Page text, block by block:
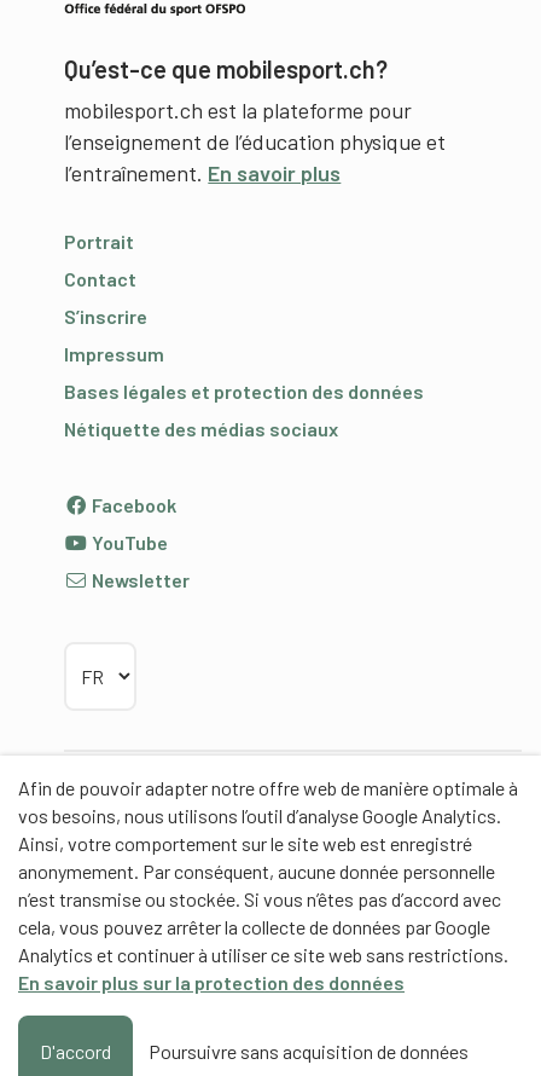
Afin de pouvoir adapter notre offre web de manière optimale à
vos besoins, nous utilisons l’outil d’analyse Google Analytics.
Ainsi, votre comportement sur le site web est enregistré
anonymement. Par conséquent, aucune donnée personnelle
n’est transmise ou stockée. Si vous n’êtes pas d’accord avec
cela, vous pouvez arrêter la collecte de données par Google
Analytics et continuer à utiliser ce site web sans restrictions.
En savoir plus sur la protection des données
D'accord Poursuivre sans acquisition de données
Qu’est-ce que mobilesport.ch?
mobilesport.ch est la plateforme pour
l’enseignement de l’éducation physique et
l’entraînement. En savoir plus
Portrait
Contact
S’inscrire
Impressum
Bases légales et protection des données
Nétiquette des médias sociaux
Facebook
YouTube
Newsletter
Partenaires
Partenaires de contenus
Haute école fédérale de sport de Macolin HEFSM